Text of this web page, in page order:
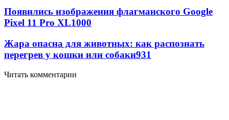
Появились изображения флагманского Google
Pixel 11 Pro XL1000
Жара опасна для животных: как распознать
перегрев у кошки или собаки931
Читать комментарии